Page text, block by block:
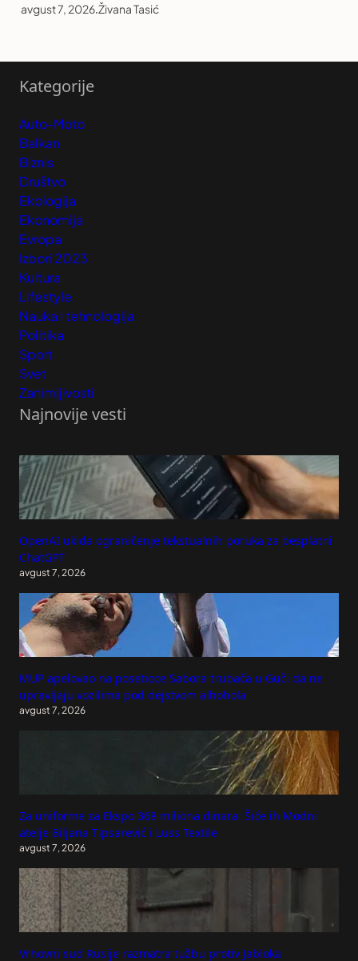
avgust 7, 2026.Živana Tasić
Kategorije
Auto-Moto
Balkan
Biznis
Društvo
Ekologija
Ekonomija
Evropa
Izbori 2023
Kultura
Lifestyle
Nauka i tehnologija
Politika
Sport
Svet
Zanimljivosti
Najnovije vesti
OpenAI ukida ograničenje tekstualnih poruka za besplatni
ChatGPT
avgust 7, 2026
MUP apelovao na posetioce Sabora trubača u Guči da ne
upravljaju vozilima pod dejstvom alhohola
avgust 7, 2026
Za uniforme za Ekspo 368 miliona dinara: Šiće ih Modni
atelje Biljana Tipsarević i Luss Textile
avgust 7, 2026
Vrhovni sud Rusije razmatra tužbu protiv Jabloka